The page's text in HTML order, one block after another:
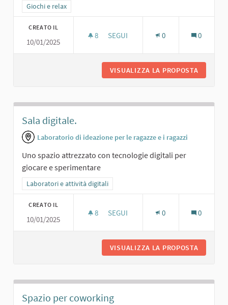
Filtra i risultati per categoria: Giochi e relax
Giochi e relax
CREATO IL
10/01/2025
8 8 SOSTENITORI
SEGUI 0 0
VISUALIZZA LA PROPOSTA
Sala digitale.
Laboratorio di ideazione per le ragazze e i ragazzi
Uno spazio attrezzato con tecnologie digitali per
giocare e sperimentare
Filtra i risultati per categoria: Laboratori e attività digitali
Laboratori e attività digitali
CREATO IL
10/01/2025
8 8 SOSTENITORI
SEGUI 0 0
VISUALIZZA LA PROPOSTA
Spazio per coworking